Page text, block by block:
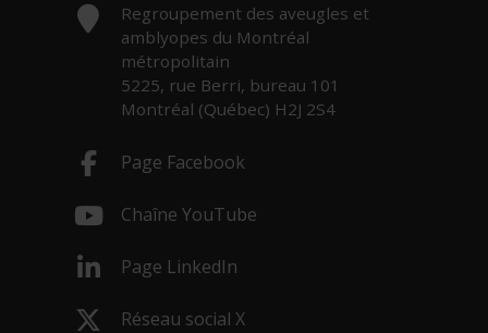
Adresse :
Regroupement des aveugles et
amblyopes du Montréal
métropolitain
5225, rue Berri, bureau 101
Montréal (Québec) H2J 2S4
Page Facebook
Chaîne YouTube
Page LinkedIn
Réseau social X